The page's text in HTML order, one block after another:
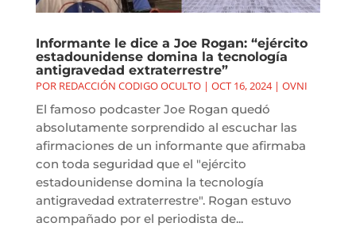
Informante le dice a Joe Rogan: “ejército
estadounidense domina la tecnología
antigravedad extraterrestre”
POR REDACCIÓN CODIGO OCULTO| OCT 16, 2024| OVNI
El famoso podcaster Joe Rogan quedó
absolutamente sorprendido al escuchar las
afirmaciones de un informante que afirmaba
con toda seguridad que el "ejército
estadounidense domina la tecnología
antigravedad extraterrestre". Rogan estuvo
acompañado por el periodista de...